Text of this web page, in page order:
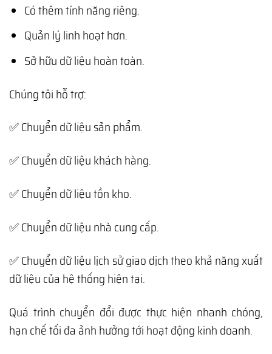
Có thêm tính năng riêng.
Quản lý linh hoạt hơn.
Sở hữu dữ liệu hoàn toàn.
Chúng tôi hỗ trợ:
✅ Chuyển dữ liệu sản phẩm.
✅ Chuyển dữ liệu khách hàng.
✅ Chuyển dữ liệu tồn kho.
✅ Chuyển dữ liệu nhà cung cấp.
✅ Chuyển dữ liệu lịch sử giao dịch theo khả năng xuất
dữ liệu của hệ thống hiện tại.
Quá trình chuyển đổi được thực hiện nhanh chóng,
hạn chế tối đa ảnh hưởng tới hoạt động kinh doanh.